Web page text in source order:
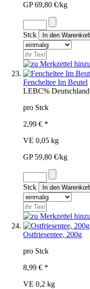
GP 69,80 €/kg
Stck
Fencheltee Im Beutel
LEBC% Deutschland
pro Stck
2,99 € *
VE 0,05 kg
GP 59,80 €/kg
Stck
Ostfriesentee, 200g
pro Stck
8,99 € *
VE 0,2 kg